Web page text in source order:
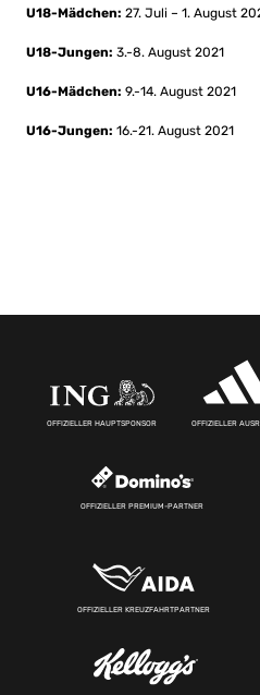
U18-Mädchen: 27. Juli – 1. August
U18-Jungen: 3.-8. August 2021
U16-Mädchen: 9.-14. August 2021
U16-Jungen: 16.-21. August 2021
OFFIZIELLER HAUPTSPONSOR OFFIZIELLER
OFFIZIELLER PREMIUM-PARTNER
OFFIZIELLER KREUZFAHRTPARTNER